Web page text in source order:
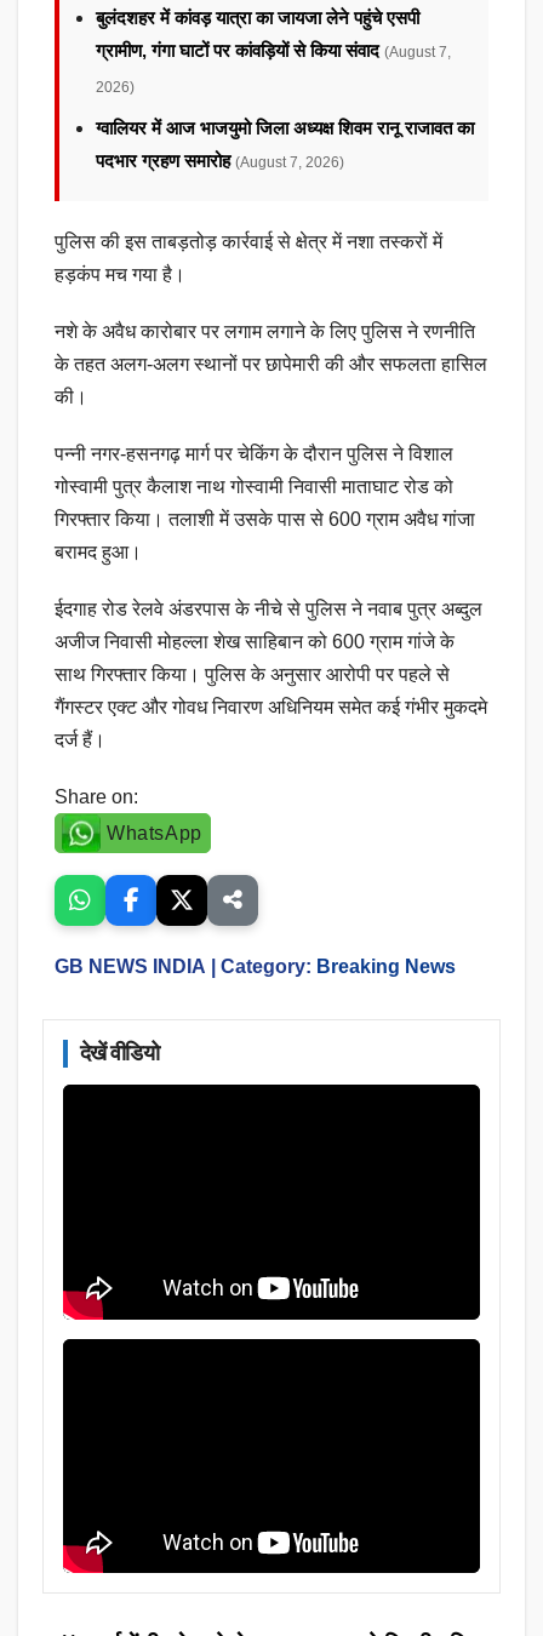
बुलंदशहर में कांवड़ यात्रा का जायजा लेने पहुंचे एसपी
ग्रामीण, गंगा घाटों पर कांवड़ियों से किया संवाद (August 7,
2026)
ग्वालियर में आज भाजयुमो जिला अध्यक्ष शिवम रानू राजावत का
पदभार ग्रहण समारोह (August 7, 2026)
पुलिस की इस ताबड़तोड़ कार्रवाई से क्षेत्र में नशा तस्करों में
हड़कंप मच गया है।
नशे के अवैध कारोबार पर लगाम लगाने के लिए पुलिस ने रणनीति
के तहत अलग-अलग स्थानों पर छापेमारी की और सफलता हासिल
की।
पन्नी नगर-हसनगढ़ मार्ग पर चेकिंग के दौरान पुलिस ने विशाल
गोस्वामी पुत्र कैलाश नाथ गोस्वामी निवासी माताघाट रोड को
गिरफ्तार किया। तलाशी में उसके पास से 600 ग्राम अवैध गांजा
बरामद हुआ।
ईदगाह रोड रेलवे अंडरपास के नीचे से पुलिस ने नवाब पुत्र अब्दुल
अजीज निवासी मोहल्ला शेख साहिबान को 600 ग्राम गांजे के
साथ गिरफ्तार किया। पुलिस के अनुसार आरोपी पर पहले से
गैंगस्टर एक्ट और गोवध निवारण अधिनियम समेत कई गंभीर मुकदमे
दर्ज हैं।
Share on:
WhatsApp
GB NEWS INDIA | Category: Breaking News
देखें वीडियो